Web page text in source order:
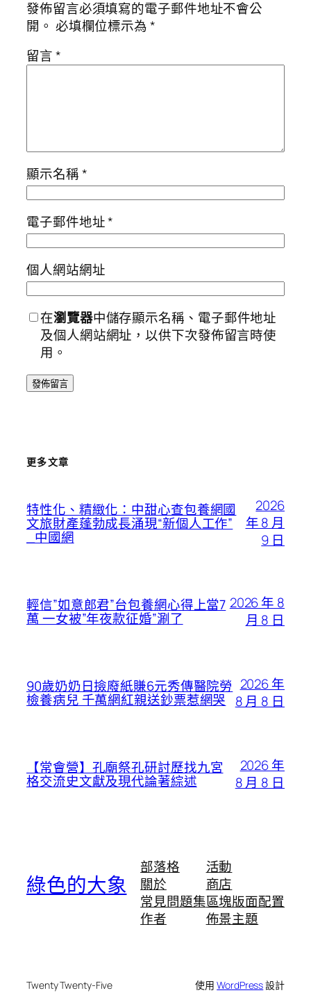
發佈留言必須填寫的電子郵件地址不會公
開。 必填欄位標示為*
留言*
顯示名稱*
電子郵件地址*
個人網站網址
在瀏覽器中儲存顯示名稱、電子郵件地址
及個人網站網址，以供下次發佈留言時使
用。
更多文章
特性化、精緻化：中甜心查包養網國
文旅財產蓬勃成長涌現“新個人工作”
_中國網
2026
年 8 月
9 日
輕信”如意郎君”台包養網心得上當7
萬 一女被”年夜款征婚”涮了
2026 年 8
月 8 日
90歲奶奶日撿廢紙賺6元秀傳醫院勞
檢養病兒 千萬網紅親送鈔票惹網哭
2026 年
8 月 8 日
【常會營】孔廟祭孔研討歷找九宮
格交流史文獻及現代論著綜述
2026 年
8 月 8 日
綠色的大象
部落格
關於
常見問題集
作者
活動
商店
區塊版面配置
佈景主題
Twenty Twenty-Five 使用WordPress設計